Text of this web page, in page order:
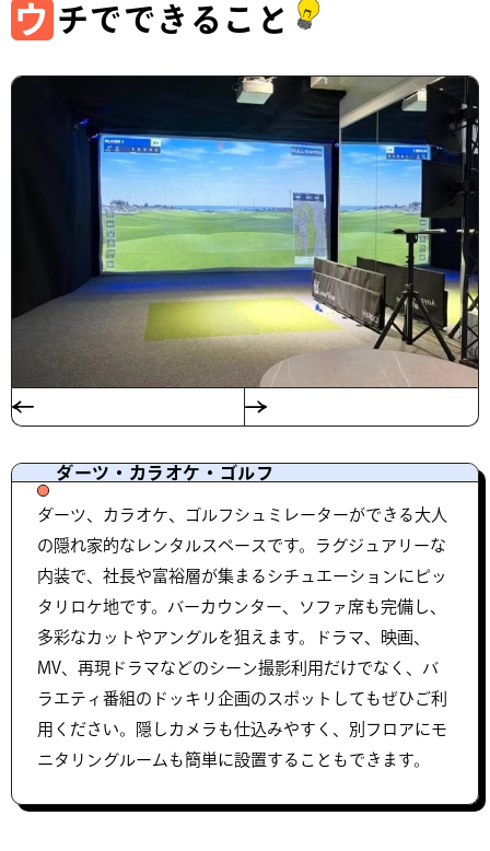
ウ チでできること
ダーツ・カラオケ・ゴルフ
ダーツ、カラオケ、ゴルフシュミレーターができる大人
の隠れ家的なレンタルスペースです。ラグジュアリーな
内装で、社長や富裕層が集まるシチュエーションにピッ
タリロケ地です。バーカウンター、ソファ席も完備し、
多彩なカットやアングルを狙えます。ドラマ、映画、
MV、再現ドラマなどのシーン撮影利用だけでなく、バ
ラエティ番組のドッキリ企画のスポットしてもぜひご利
用ください。隠しカメラも仕込みやすく、別フロアにモ
ニタリングルームも簡単に設置することもできます。